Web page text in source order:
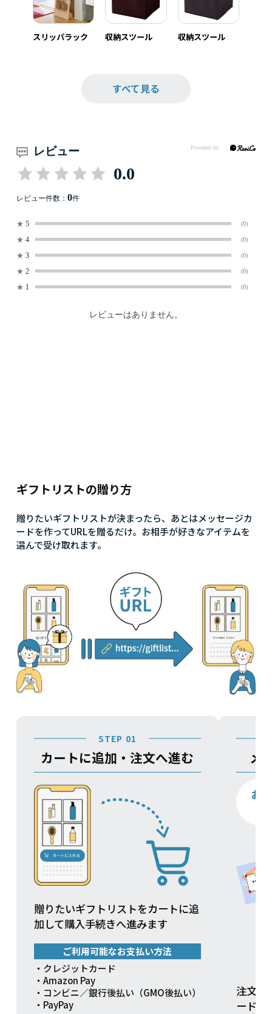
スリッパラック 収納スツール 収納スツール
すべて見る
レビュー
0.0
レビュー件数： 0件
★ 5 (0)
★ 4 (0)
★ 3 (0)
★ 2 (0)
★ 1 (0)
レビューはありません。
ギフトリストの贈り方
贈りたいギフトリストが決まったら、あとはメッセージカ
ードを作ってURLを贈るだけ。お相手が好きなアイテムを
選んで受け取れます。
STEP 01
カートに追加・注文へ進む
贈りたいギフトリストをカートに追
加して購入手続きへ進みます
ご利用可能なお支払い方法
・クレジットカード
・Amazon Pay
・コンビニ／銀行後払い（GMO後払い）
・PayPay
メ
お
注文方
ードを